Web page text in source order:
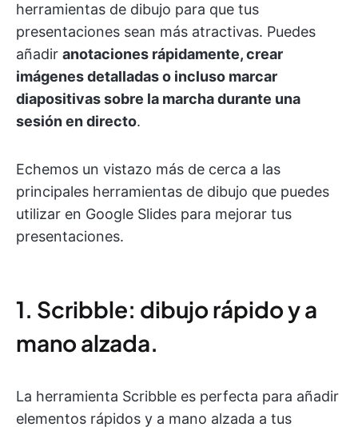
herramientas de dibujo para que tus
presentaciones sean más atractivas. Puedes
añadir anotaciones rápidamente, crear
imágenes detalladas o incluso marcar
diapositivas sobre la marcha durante una
sesión en directo.
Echemos un vistazo más de cerca a las
principales herramientas de dibujo que puedes
utilizar en Google Slides para mejorar tus
presentaciones.
1. Scribble: dibujo rápido y a
mano alzada.
La herramienta Scribble es perfecta para añadir
elementos rápidos y a mano alzada a tus